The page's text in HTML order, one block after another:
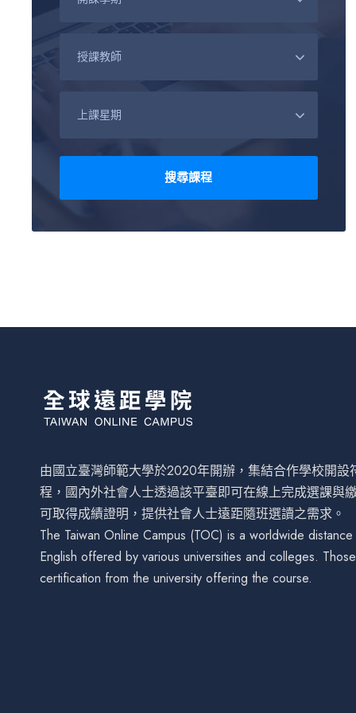
由國立臺灣師範大學於2020年開辦，集結合作學校開
程，國內外社會人士透過該平臺即可在線上完成選課與
可取得成績證明，提供社會人士遠距隨班選讀之需求。
The Taiwan Online Campus (TOC) is a worldwide
English offered by various universities and colleges.
certification from the university offering the course.